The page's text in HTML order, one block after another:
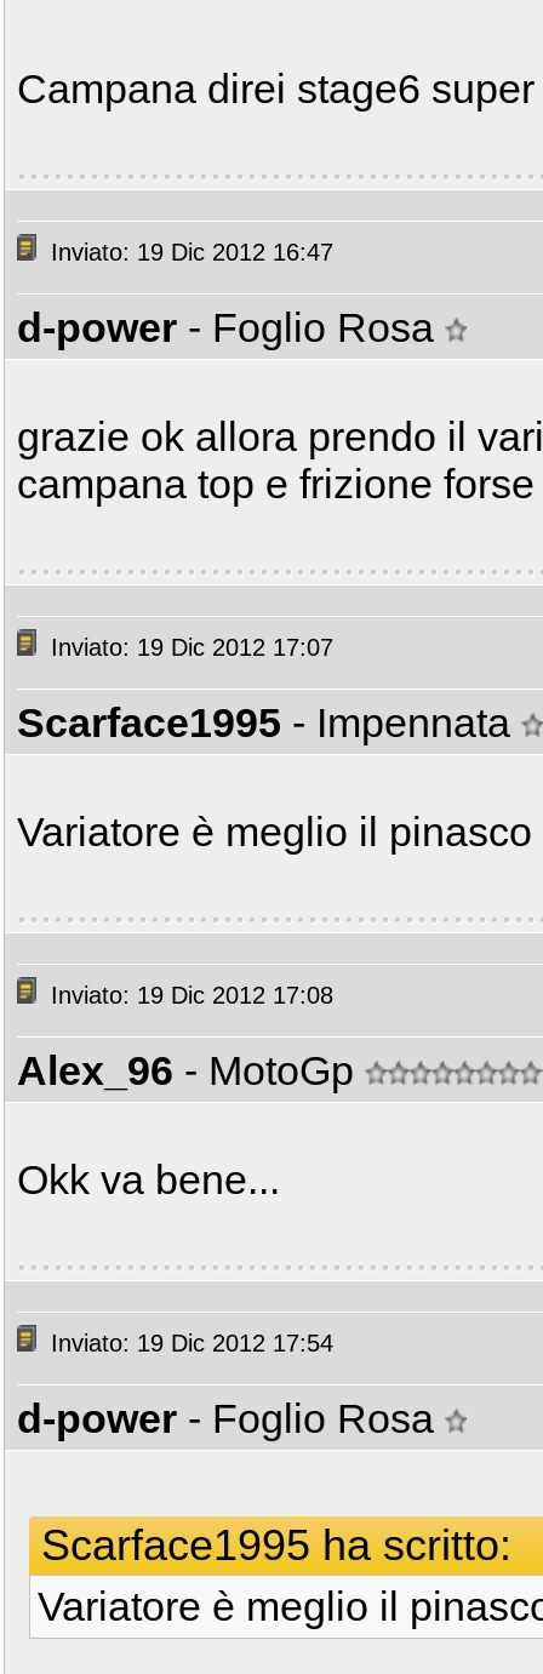
Campana direi stage6
Inviato: 19 Dic 2012 16:47
d-power - Foglio Rosa
grazie ok allora prendo il
campana top e frizione
Inviato: 19 Dic 2012 17:07
Scarface1995 - Impennata
Variatore è meglio il
Inviato: 19 Dic 2012 17:08
Alex_96 - MotoGp
Okk va bene...
Inviato: 19 Dic 2012 17:54
d-power - Foglio Rosa
Scarface1995 ha scritto:
Variatore è meglio il